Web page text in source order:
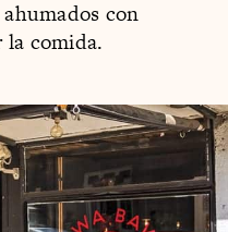
con
la comida.